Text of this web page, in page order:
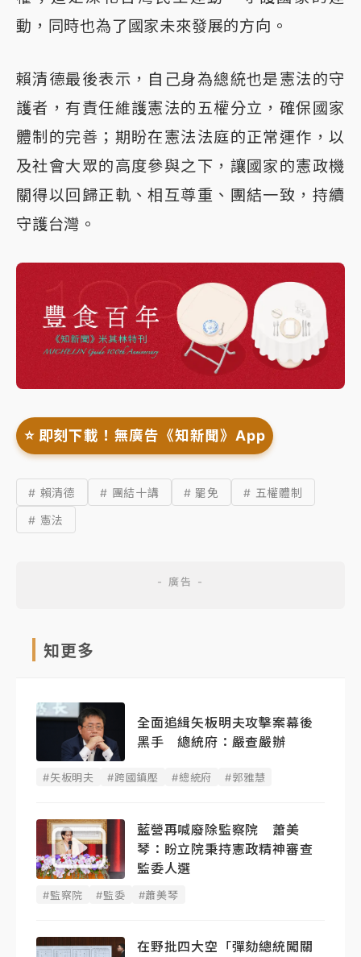
動，同時也為了國家未來發展的方向。
賴清德最後表示，自己身為總統也是憲法的守
護者，有責任維護憲法的五權分立，確保國家
體制的完善；期盼在憲法法庭的正常運作，以
及社會大眾的高度參與之下，讓國家的憲政機
關得以回歸正軌、相互尊重、團結一致，持續
守護台灣。
⭐️ 即刻下載！無廣告《知新聞》App
# 賴清德 # 團結十講 # 罷免
# 五權體制
# 憲法
知更多
全面追緝矢板明夫攻擊案幕後
黑手 總統府：嚴查嚴辦
#矢板明夫 #跨國鎮壓 #總統府 #郭雅慧
藍營再喊廢除監察院 蕭美
琴：盼立院秉持憲政精神審查
監委人選
#監察院 #監委 #蕭美琴
在野批四大空「彈劾總統闖關